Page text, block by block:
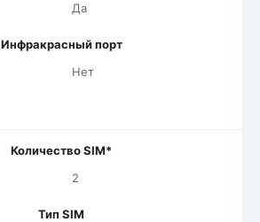
Да
Инфракрасный порт
Нет
Количество SIM*
2
Тип SIM